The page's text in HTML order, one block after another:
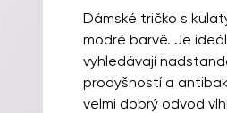
Dámské tričko s
modré barvě. Je
vyhledávají
prodyšností a
velmi dobrý odvod